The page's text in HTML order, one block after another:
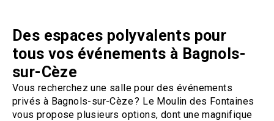
Des espaces polyvalents pour
tous vos événements à Bagnols-
sur-Cèze
Vous recherchez une salle pour des événements
privés à Bagnols-sur-Cèze ? Le Moulin des Fontaines
vous propose plusieurs options, dont une magnifique